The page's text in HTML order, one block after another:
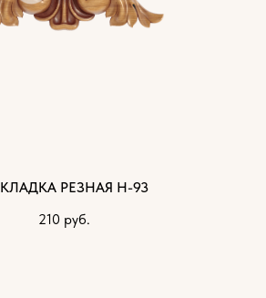
РЕЗНАЯ Н-93
210 руб.